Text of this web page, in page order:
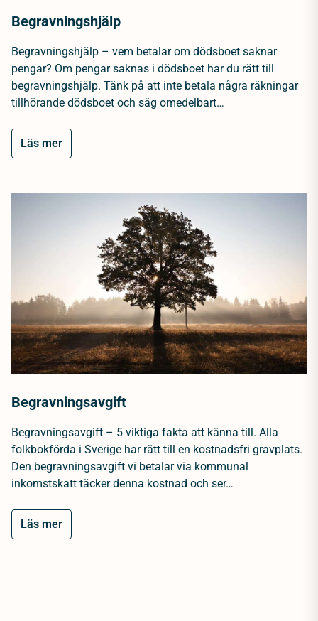
Begravningshjälp
Begravningshjälp – vem betalar om dödsboet saknar
pengar? Om pengar saknas i dödsboet har du rätt till
begravningshjälp. Tänk på att inte betala några räkningar
tillhörande dödsboet och säg omedelbart…
Läs mer
Begravningsavgift
Begravningsavgift – 5 viktiga fakta att känna till. Alla
folkbokförda i Sverige har rätt till en kostnadsfri gravplats.
Den begravningsavgift vi betalar via kommunal
inkomstskatt täcker denna kostnad och ser…
Läs mer